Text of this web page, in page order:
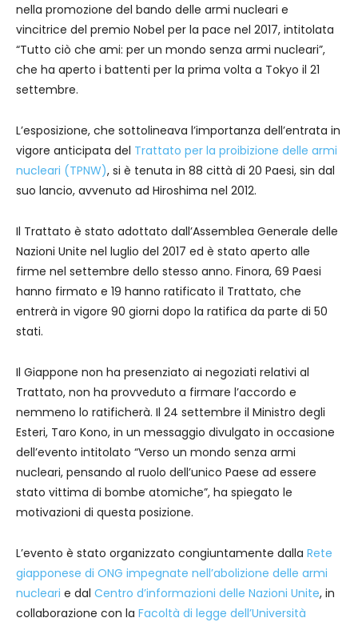
nella promozione del bando delle armi nucleari e
vincitrice del premio Nobel per la pace nel 2017, intitolata
“Tutto ciò che ami: per un mondo senza armi nucleari”,
che ha aperto i battenti per la prima volta a Tokyo il 21
settembre.
L’esposizione, che sottolineava l’importanza dell’entrata in
vigore anticipata del Trattato per la proibizione delle armi
nucleari (TPNW), si è tenuta in 88 città di 20 Paesi, sin dal
suo lancio, avvenuto ad Hiroshima nel 2012.
Il Trattato è stato adottato dall’Assemblea Generale delle
Nazioni Unite nel luglio del 2017 ed è stato aperto alle
firme nel settembre dello stesso anno. Finora, 69 Paesi
hanno firmato e 19 hanno ratificato il Trattato, che
entrerà in vigore 90 giorni dopo la ratifica da parte di 50
stati.
Il Giappone non ha presenziato ai negoziati relativi al
Trattato, non ha provveduto a firmare l’accordo e
nemmeno lo ratificherà. Il 24 settembre il Ministro degli
Esteri, Taro Kono, in un messaggio divulgato in occasione
dell’evento intitolato “Verso un mondo senza armi
nucleari, pensando al ruolo dell’unico Paese ad essere
stato vittima di bombe atomiche”, ha spiegato le
motivazioni di questa posizione.
L’evento è stato organizzato congiuntamente dalla Rete
giapponese di ONG impegnate nell’abolizione delle armi
nucleari e dal Centro d’informazioni delle Nazioni Unite, in
collaborazione con la Facoltà di legge dell’Università